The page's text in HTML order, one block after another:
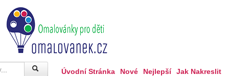
Úvodní Stránka Nové Nejlepší Jak Nakreslit